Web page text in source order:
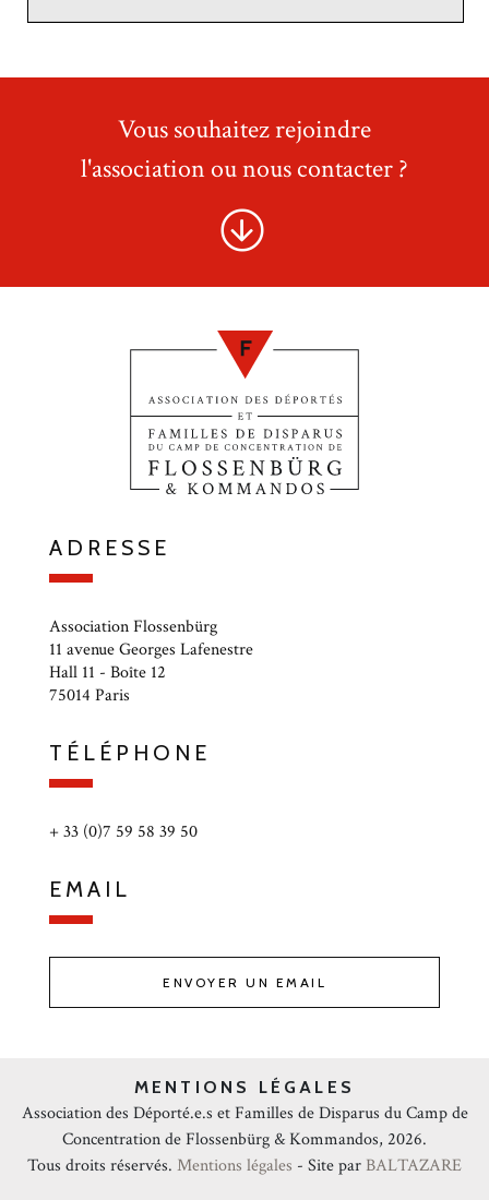
Vous souhaitez rejoindre
l'association ou nous contacter ?
ADRESSE
Association Flossenbürg
11 avenue Georges Lafenestre
Hall 11 - Boîte 12
75014 Paris
TÉLÉPHONE
+ 33 (0)7 59 58 39 50
EMAIL
ENVOYER UN EMAIL
MENTIONS LÉGALES
Association des Déporté.e.s et Familles de Disparus du Camp de
Concentration de Flossenbürg & Kommandos, 2026.
Tous droits réservés. Mentions légales - Site par BALTAZARE